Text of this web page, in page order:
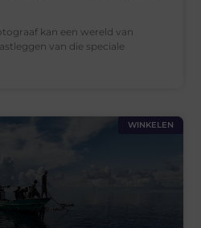
kan een wereld van
van die speciale
WINKELEN